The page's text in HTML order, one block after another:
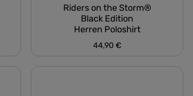
Riders on the Storm®
Black Edition
Herren Poloshirt
Regulärer Preis:
44,90 €